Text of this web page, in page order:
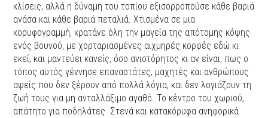
κλίσεις, αλλά η δύναμη του τοπίου εξισορροπούσε κάθε βαριά
ανάσα και κάθε βαριά πεταλιά. Χτισμένα σε μια
κορυφογραμμή, κρατάνε όλη την μαγεία της απότομης κόψης
ενός βουνού, με χορταριασμένες αιχμηρές κορφές εδώ κι
εκεί, και μαντεύει κανείς, όσο ανιστόρητος κι αν είναι, πως ο
τόπος αυτός γέννησε επαναστάτες, μαχητές και ανθρώπους
αψείς που δεν ξέρουν από πολλά λόγια, και δεν λογιάζουν τη
ζωή τους για μη ανταλλάξιμο αγαθό. Το κέντρο του χωριού,
απάτητο για ποδηλάτες. Στενά και κατακόρυφα ανηφορικά